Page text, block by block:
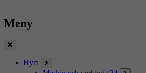
Meny
Stäng
Hyra